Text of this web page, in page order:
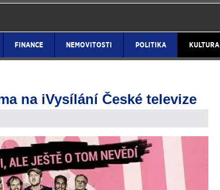
FINANCE NEMOVITOSTI POLITIKA KULTURA
na iVysílání České televize